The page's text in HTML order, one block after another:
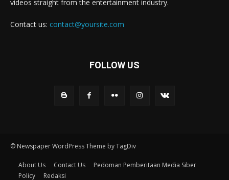
videos straight from the entertainment industry.
Contact us: contact@yoursite.com
FOLLOW US
© Newspaper WordPress Theme by TagDiv
About Us Contact Us
Pedoman Pemberitaan Media Siber
Policy
Redaksi